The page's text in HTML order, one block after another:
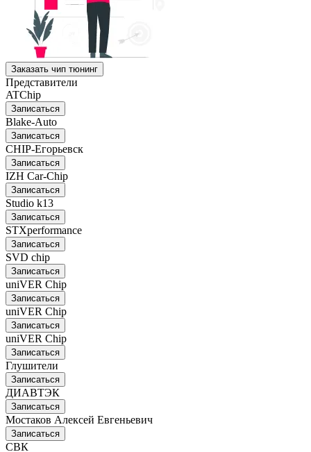
Заказать чип тюнинг
Представители
ATChip
Записаться
Blake-Auto
Записаться
CHIP-Егорьевск
Записаться
IZH Car-Chip
Записаться
Studio k13
Записаться
STXperformance
Записаться
SVD chip
Записаться
uniVER Chip
Записаться
uniVER Chip
Записаться
uniVER Chip
Записаться
Глушители
Записаться
ДИАВТЭК
Записаться
Мостаков Алексей Евгеньевич
Записаться
СВК